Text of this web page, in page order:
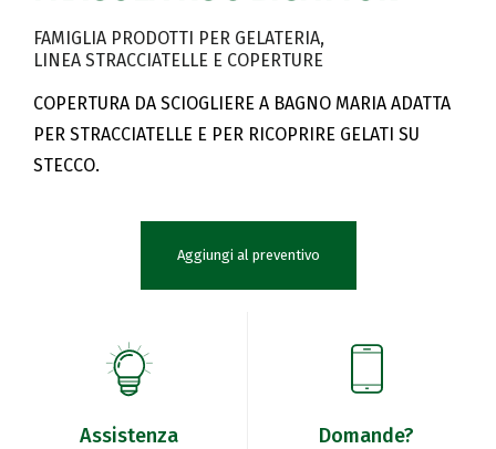
FAMIGLIA PRODOTTI PER GELATERIA
LINEA STRACCIATELLE E COPERTURE
COPERTURA DA SCIOGLIERE A BAGNO MARIA ADATTA
PER STRACCIATELLE E PER RICOPRIRE GELATI SU
STECCO.
Aggiungi al preventivo
Assistenza Domande?